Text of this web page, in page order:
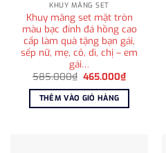
KHUY MĂNG SET
Khuy măng set mặt tròn
màu bạc đính đá hồng cao
cấp làm quà tặng bạn gái,
sếp nữ, mẹ, cô, dì, chị – em
gái…
585.000₫ Giá
là:
585.000₫.
465.000₫Giá
tại
465.000₫.
THÊM VÀO GIỎ HÀNG